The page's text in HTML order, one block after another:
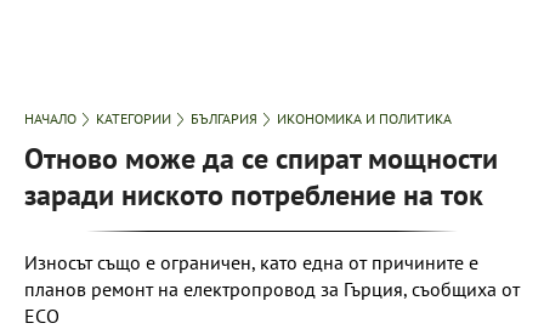
НАЧАЛО КАТЕГОРИИ БЪЛГАРИЯ ИКОНОМИКА И ПОЛИТИКА
Отново може да се спират мощности
заради ниското потребление на ток
Износът също е ограничен, като една от причините е
планов ремонт на електропровод за Гърция, съобщиха от
ЕСО